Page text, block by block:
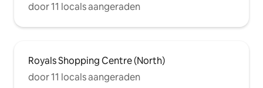
door 11 locals aangeraden
Royals Shopping Centre (North)
door 11 locals aangeraden